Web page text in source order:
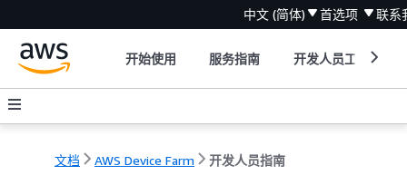
中文 (简体) 首选项 联系
开始使用 服务指南 开发人员工具
文档 AWS Device Farm 开发人员指南